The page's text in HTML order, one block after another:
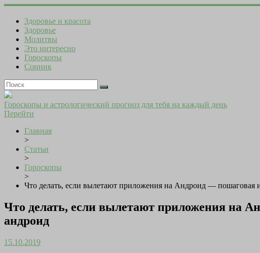
Здоровье и красота
Здоровье
Молитвы
Это интересно
Гороскопы
Сонник
Гороскопы и астрологический прогноз для тебя на каждый день
Перейти
Главная
>
Статьи
>
Гороскопы
>
Что делать, если вылетают приложения на Андроид — пошаговая
Что делать, если вылетают приложения на
андроид
15.10.2019